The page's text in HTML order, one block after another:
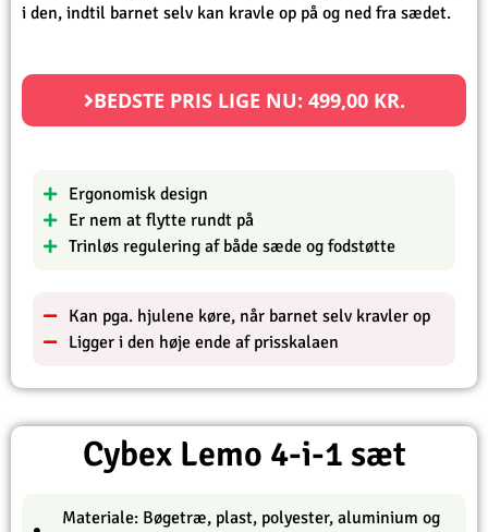
i den, indtil barnet selv kan kravle op på og ned fra sædet.
BEDSTE PRIS LIGE NU: 499,00 KR.
Ergonomisk design
Er nem at flytte rundt på
Trinløs regulering af både sæde og fodstøtte
Kan pga. hjulene køre, når barnet selv kravler op
Ligger i den høje ende af prisskalaen
Cybex Lemo 4-i-1 sæt
Materiale: Bøgetræ, plast, polyester, aluminium og